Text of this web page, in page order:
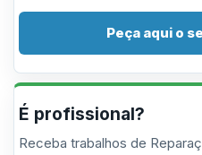
Peça aqui o
É profissional?
Receba trabalhos de